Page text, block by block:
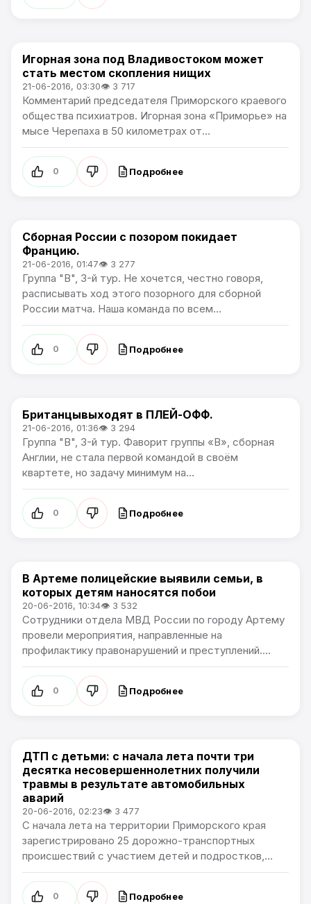
Новости Артёма
Игорная зона под Владивостоком может
стать местом скопления нищих
21-06-2016, 03:30👁 3 717
Комментарий председателя Приморского краевого
общества психиатров. Игорная зона «Приморье» на
мысе Черепаха в 50 километрах от...
0 Подробнее
Чемпионат Европы
Сборная России с позором покидает
Францию.
21-06-2016, 01:47👁 3 277
Группа "B", 3-й тур. Не хочется, честно говоря,
расписывать ход этого позорного для сборной
России матча. Наша команда по всем...
0 Подробнее
Чемпионат Европы
Британцывыходят в ПЛЕЙ-ОФФ.
21-06-2016, 01:36👁 3 294
Группа "B", 3-й тур. Фаворит группы «В», сборная
Англии, не стала первой командой в своём
квартете, но задачу минимум на...
0 Подробнее
Происшествия
В Артеме полицейские выявили семьи, в
которых детям наносятся побои
20-06-2016, 10:34👁 3 532
Сотрудники отдела МВД России по городу Артему
провели мероприятия, направленные на
профилактику правонарушений и преступлений....
0 Подробнее
Новости Артёма
ДТП с детьми: с начала лета почти три
десятка несовершеннолетних получили
травмы в результате автомобильных
аварий
20-06-2016, 02:23👁 3 477
С начала лета на территории Приморского края
зарегистрировано 25 дорожно-транспортных
происшествий с участием детей и подростков,...
0 Подробнее